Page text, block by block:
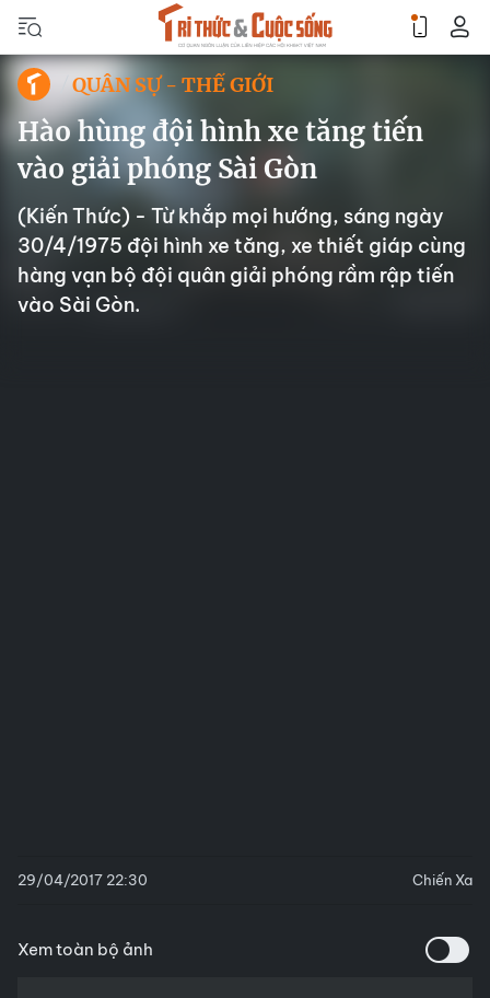
QUÂN SỰ - THẾ GIỚI
Hào hùng đội hình xe tăng tiến
vào giải phóng Sài Gòn
(Kiến Thức) - Từ khắp mọi hướng, sáng ngày
30/4/1975 đội hình xe tăng, xe thiết giáp cùng
hàng vạn bộ đội quân giải phóng rầm rập tiến
vào Sài Gòn.
29/04/2017 22:30 Chiến Xa
Xem toàn bộ ảnh